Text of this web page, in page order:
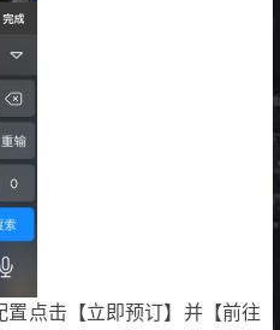
置点击【立即预订】并【前往